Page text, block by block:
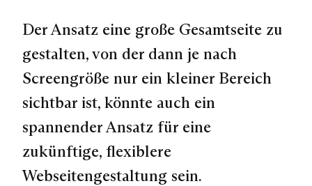
Der Ansatz eine große Gesamtseite zu
gestalten, von der dann je nach
Screengröße nur ein kleiner Bereich
sichtbar ist, könnte auch ein
spannender Ansatz für eine
zukünftige, flexiblere
Webseitengestaltung sein.